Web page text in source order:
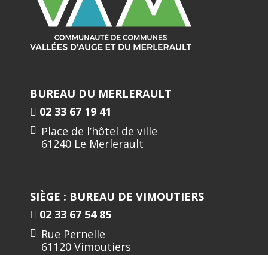
BUREAU DU MERLERAULT
02 33 67 19 41
Place de l’hôtel de ville
61240 Le Merlerault
SIÈGE : BUREAU DE VIMOUTIERS
02 33 67 54 85
Rue Pernelle
61120 Vimoutiers